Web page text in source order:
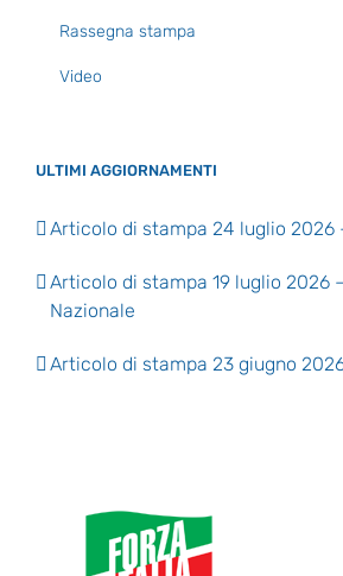
Rassegna stampa
Video
ULTIMI AGGIORNAMENTI
Articolo di stampa 24 luglio 2026
Articolo di stampa 19 luglio 2026
Nazionale
Articolo di stampa 23 giugno